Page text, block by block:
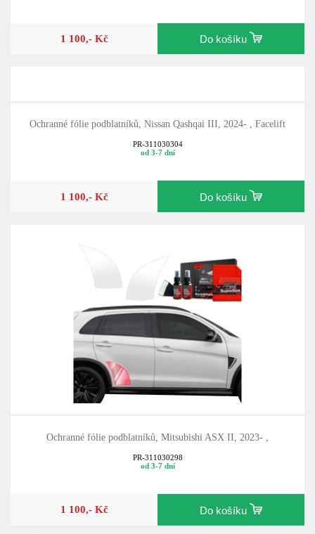
1 100,- Kč Do košíku
Ochranné fólie podblatníků, Nissan Qashqai III, 2024- , Facelift
PR-311030304
od 3-7 dní
1 100,- Kč Do košíku
Ochranné fólie podblatníků, Mitsubishi ASX II, 2023- ,
PR-311030298
od 3-7 dní
1 100,- Kč Do košíku